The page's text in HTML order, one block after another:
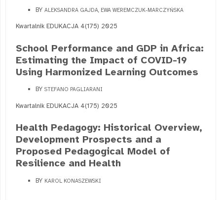
BY ALEKSANDRA GAJDA, EWA WEREMCZUK-MARCZYŃSKA
Kwartalnik EDUKACJA 4(175) 2025
School Performance and GDP in Africa:
Estimating the Impact of COVID-19
Using Harmonized Learning Outcomes
BY STEFANO PAGLIARANI
Kwartalnik EDUKACJA 4(175) 2025
Health Pedagogy: Historical Overview,
Development Prospects and a
Proposed Pedagogical Model of
Resilience and Health
BY KAROL KONASZEWSKI